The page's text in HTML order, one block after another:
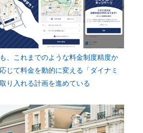
、これまでのような料金制度精度か
じて料金を動的に変える「ダイナミ
り入れる計画を進めている